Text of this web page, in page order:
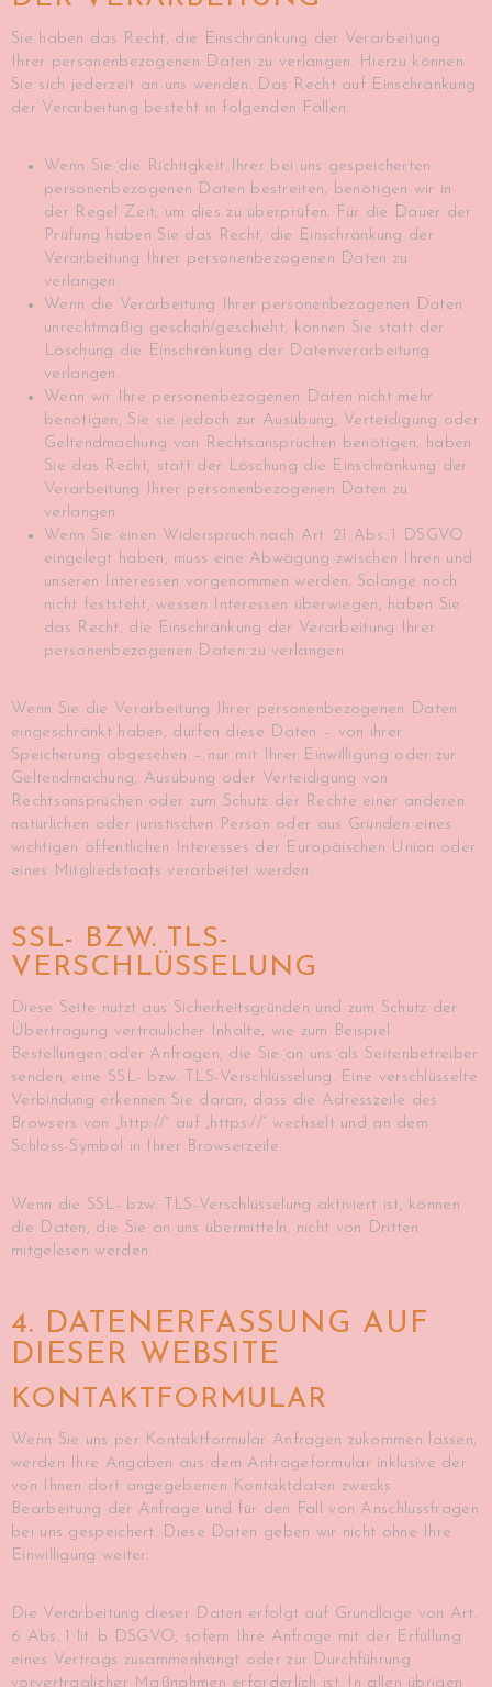
Sie haben das Recht, die Einschränkung der Verarbeitung
Ihrer personenbezogenen Daten zu verlangen. Hierzu können
Sie sich jederzeit an uns wenden. Das Recht auf Einschränkung
der Verarbeitung besteht in folgenden Fällen:
Wenn Sie die Richtigkeit Ihrer bei uns gespeicherten
personenbezogenen Daten bestreiten, benötigen wir in
der Regel Zeit, um dies zu überprüfen. Für die Dauer der
Prüfung haben Sie das Recht, die Einschränkung der
Verarbeitung Ihrer personenbezogenen Daten zu
verlangen.
Wenn die Verarbeitung Ihrer personenbezogenen Daten
unrechtmäßig geschah/geschieht, können Sie statt der
Löschung die Einschränkung der Datenverarbeitung
verlangen.
Wenn wir Ihre personenbezogenen Daten nicht mehr
benötigen, Sie sie jedoch zur Ausübung, Verteidigung oder
Geltendmachung von Rechtsansprüchen benötigen, haben
Sie das Recht, statt der Löschung die Einschränkung der
Verarbeitung Ihrer personenbezogenen Daten zu
verlangen.
Wenn Sie einen Widerspruch nach Art. 21 Abs. 1 DSGVO
eingelegt haben, muss eine Abwägung zwischen Ihren und
unseren Interessen vorgenommen werden. Solange noch
nicht feststeht, wessen Interessen überwiegen, haben Sie
das Recht, die Einschränkung der Verarbeitung Ihrer
personenbezogenen Daten zu verlangen.
Wenn Sie die Verarbeitung Ihrer personenbezogenen Daten
eingeschränkt haben, dürfen diese Daten – von ihrer
Speicherung abgesehen – nur mit Ihrer Einwilligung oder zur
Geltendmachung, Ausübung oder Verteidigung von
Rechtsansprüchen oder zum Schutz der Rechte einer anderen
natürlichen oder juristischen Person oder aus Gründen eines
wichtigen öffentlichen Interesses der Europäischen Union oder
eines Mitgliedstaats verarbeitet werden.
SSL- BZW. TLS-
VERSCHLÜSSELUNG
Diese Seite nutzt aus Sicherheitsgründen und zum Schutz der
Übertragung vertraulicher Inhalte, wie zum Beispiel
Bestellungen oder Anfragen, die Sie an uns als Seitenbetreiber
senden, eine SSL- bzw. TLS-Verschlüsselung. Eine verschlüsselte
Verbindung erkennen Sie daran, dass die Adresszeile des
Browsers von „http://“ auf „https://“ wechselt und an dem
Schloss-Symbol in Ihrer Browserzeile.
Wenn die SSL- bzw. TLS-Verschlüsselung aktiviert ist, können
die Daten, die Sie an uns übermitteln, nicht von Dritten
mitgelesen werden.
4. DATENERFASSUNG AUF
DIESER WEBSITE
KONTAKTFORMULAR
Wenn Sie uns per Kontaktformular Anfragen zukommen lassen,
werden Ihre Angaben aus dem Anfrageformular inklusive der
von Ihnen dort angegebenen Kontaktdaten zwecks
Bearbeitung der Anfrage und für den Fall von Anschlussfragen
bei uns gespeichert. Diese Daten geben wir nicht ohne Ihre
Einwilligung weiter.
Die Verarbeitung dieser Daten erfolgt auf Grundlage von Art.
6 Abs. 1 lit. b DSGVO, sofern Ihre Anfrage mit der Erfüllung
eines Vertrags zusammenhängt oder zur Durchführung
vorvertraglicher Maßnahmen erforderlich ist. In allen übrigen